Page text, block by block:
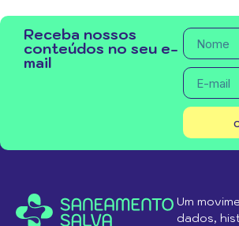
Receba nossos
conteúdos no seu e-
mail
Um
dados,